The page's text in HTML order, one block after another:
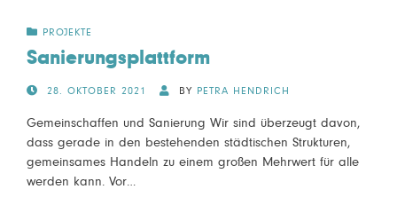
PROJEKTE
Sanierungsplattform
POSTED28. OKTOBER 2021 BY PETRA HENDRICH
Gemeinschaffen und Sanierung Wir sind überzeugt davon,
dass gerade in den bestehenden städtischen Strukturen,
gemeinsames Handeln zu einem großen Mehrwert für alle
werden kann. Vor…